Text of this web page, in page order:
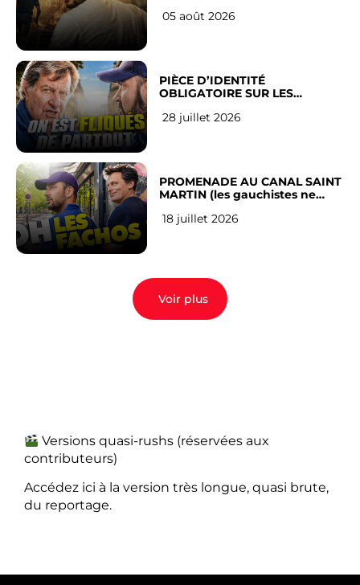
05 août 2026
PIÈCE D’IDENTITÉ
OBLIGATOIRE SUR LES
Français
28 juillet 2026
PROMENADE AU CANAL SAINT
MARTIN (les gauchistes ne
18 juillet 2026
Voir plus
Versions quasi-rushs (réservées aux
contributeurs)
Accédez ici à la version très longue, quasi brute,
du reportage.